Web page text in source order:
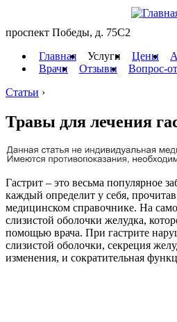
проспект Победы, д. 75C2
Главная
Услуги Цены
Врачи
Отзывы Вопрос-
Статьи ›
Травы для лечения
Гастрит – это весьма популярное
каждый определит у себя,
медицинском справочнике. На
слизистой оболочки желудка,
помощью врача. При гастрите
слизистой оболочки, секреция
изменения, и сократительная